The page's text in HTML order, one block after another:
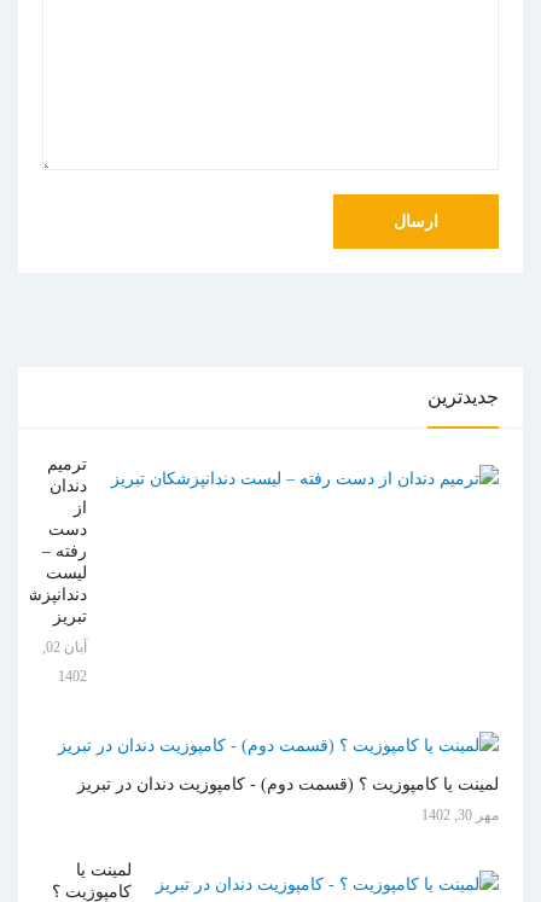
جدیدترین
ترمیم
دندان
از
دست
رفته –
لیست
دندانپزشکان
تبریز
1402
لمینت یا کامپوزیت ؟ (قسمت دوم) - کامپوزیت دندان در تبریز
مهر 30, 1402
لمینت یا
کامپوزیت ؟